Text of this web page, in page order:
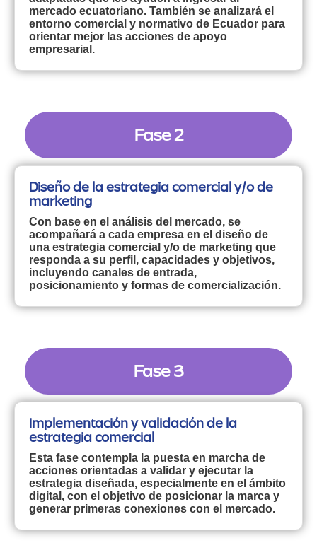
mercado ecuatoriano. También se analizará el
entorno comercial y normativo de Ecuador para
orientar mejor las acciones de apoyo
empresarial.
Fase 2
Diseño de la estrategia comercial y/o de
marketing
Con base en el análisis del mercado, se
acompañará a cada empresa en el diseño de
una estrategia comercial y/o de marketing que
responda a su perfil, capacidades y objetivos,
incluyendo canales de entrada,
posicionamiento y formas de comercialización.
Fase 3
Implementación y validación de la
estrategia comercial
Esta fase contempla la puesta en marcha de
acciones orientadas a validar y ejecutar la
estrategia diseñada, especialmente en el ámbito
digital, con el objetivo de posicionar la marca y
generar primeras conexiones con el mercado.